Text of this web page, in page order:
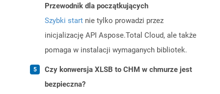
Przewodnik dla początkujących
Szybki start nie tylko prowadzi przez
inicjalizację API Aspose.Total Cloud, ale także
pomaga w instalacji wymaganych bibliotek.
Czy konwersja XLSB to CHM w chmurze jest
bezpieczna?